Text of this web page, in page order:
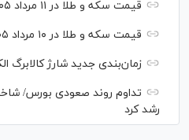
قیمت سکه و طلا در ۱۱ مرداد ۱۴۰۵
قیمت سکه و طلا در ۱۰ مرداد ۱۴۰۵
زمان‌بندی جدید شارژ کالابرگ
رشد کرد